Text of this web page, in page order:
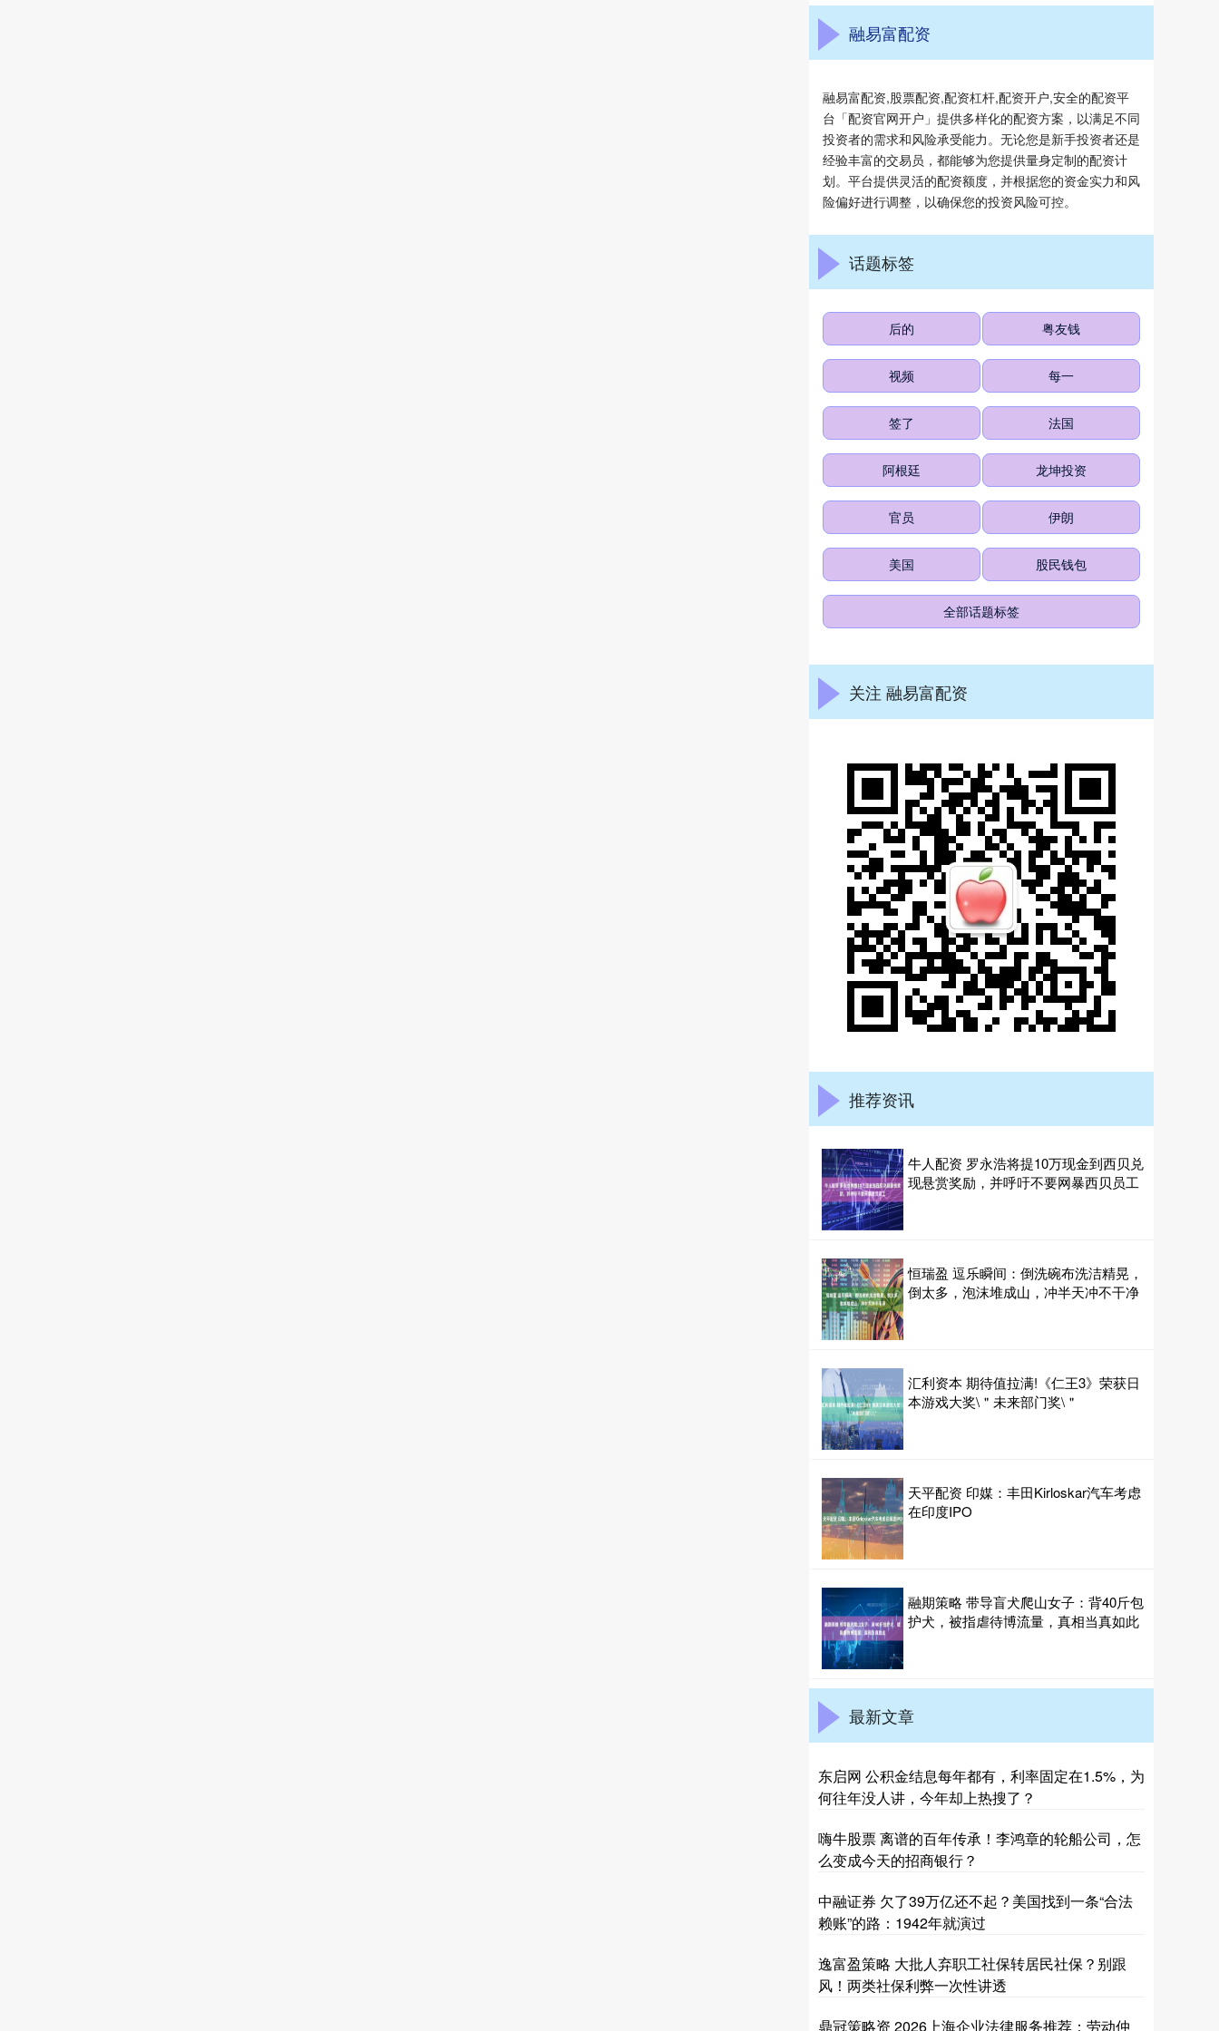
融易富配资
融易富配资,股票配资,配资杠杆,配资开户,安全的配资平
台「配资官网开户」提供多样化的配资方案，以满足不同
投资者的需求和风险承受能力。无论您是新手投资者还是
经验丰富的交易员，都能够为您提供量身定制的配资计
划。平台提供灵活的配资额度，并根据您的资金实力和风
险偏好进行调整，以确保您的投资风险可控。
话题标签
后的 粤友钱
视频 每一
签了 法国
阿根廷 龙坤投资
官员 伊朗
美国 股民钱包
全部话题标签
关注 融易富配资
推荐资讯
牛人配资 罗永浩将提10万现金到西贝兑
现悬赏奖励，并呼吁不要网暴西贝员工
恒瑞盈 逗乐瞬间：倒洗碗布洗洁精晃，
倒太多，泡沫堆成山，冲半天冲不干净
汇利资本 期待值拉满!《仁王3》荣获日
本游戏大奖\＂未来部门奖\＂
天平配资 印媒：丰田Kirloskar汽车考虑
在印度IPO
融期策略 带导盲犬爬山女子：背40斤包
护犬，被指虐待博流量，真相当真如此
最新文章
东启网 公积金结息每年都有，利率固定在1.5%，为
何往年没人讲，今年却上热搜了？
嗨牛股票 离谱的百年传承！李鸿章的轮船公司，怎
么变成今天的招商银行？
中融证券 欠了39万亿还不起？美国找到一条“合法
赖账”的路：1942年就演过
逸富盈策略 大批人弃职工社保转居民社保？别跟
风！两类社保利弊一次性讲透
鼎冠策略资 2026上海企业法律服务推荐：劳动仲